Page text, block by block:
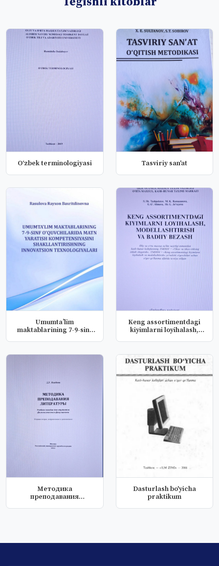
O‘zbek terminologiyasi Tasviriy san'at
Umumta’lim
maktablarining 7-9-sinf
Keng assortimentdagi
kiyimlarni loyihalash,
Методика
преподавания
Dasturlash bo'yicha
praktikum